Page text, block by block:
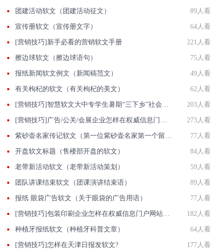
团建活动软文（团建活动征文） 89人看
宣传册软文（宣传册文字） 64人看
[营销技巧]新手必看的营销软文手册 221人看
擦边球软文（擦边球语句） 75人看
报纸新闻软文例文（新闻稿范文） 49人看
有关枸杞的软文（有关枸杞的美文） 62人看
203人看
273人看
77人看
开盘软文标题（售楼部开盘的软文） 84人看
老带新活动软文（老带新活动策划） 59人看
团队讲课结束软文（团课演讲结束语） 89人看
报纸 眼袋广告软文（关于眼袋的广告用语） 77人看
182人看
种植牙报纸软文（种植牙科普文章） 64人看
[营销技巧]怎样在天津日报发软文? 177人看